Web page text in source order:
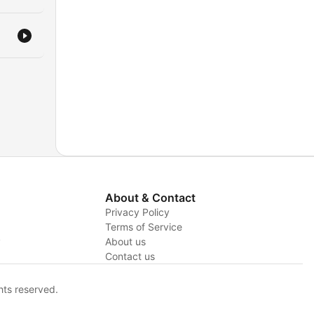
About & Contact
Privacy Policy
Terms of Service
About us
Contact us
reserved.